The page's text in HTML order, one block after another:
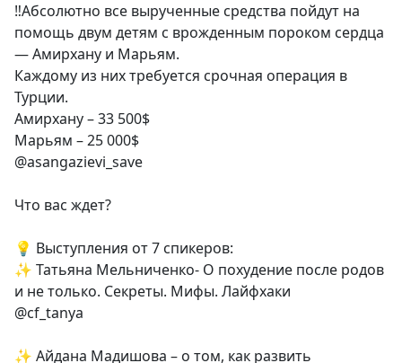
‼️Абсолютно все вырученные средства пойдут на
помощь двум детям с врожденным пороком сердца
— Амирхану и Марьям.
Каждому из них требуется срочная операция в
Турции.
Амирхану – 33 500$
Марьям – 25 000$
@asangazievi_save
Что вас ждет?
💡 Выступления от 7 спикеров:
✨ Татьяна Мельниченко- О похудение после родов
и не только. Секреты. Мифы. Лайфхаки
@cf_tanya
✨ Айдана Мадишова – о том, как развить